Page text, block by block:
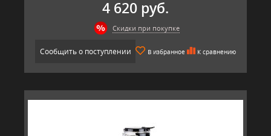
4 620 руб.
Скидки при покупке
Сообщить о поступлении В избранное К сравнению